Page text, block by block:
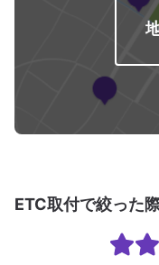
ETC取付で絞った